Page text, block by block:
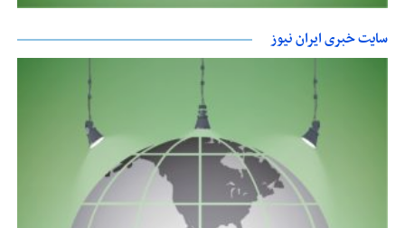
سایت خبری ایران نیوز